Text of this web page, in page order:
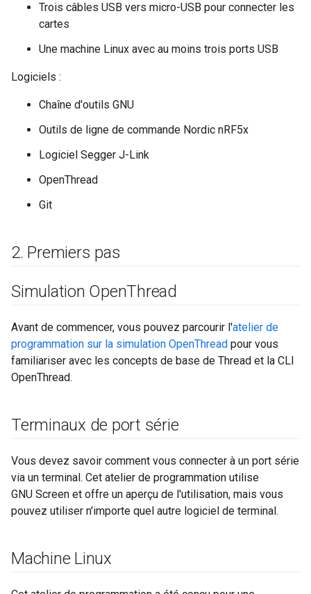
Trois câbles USB vers micro-USB pour connecter les
cartes
Une machine Linux avec au moins trois ports USB
Logiciels :
Chaîne d'outils GNU
Outils de ligne de commande Nordic nRF5x
Logiciel Segger J-Link
OpenThread
Git
2. Premiers pas
Simulation OpenThread
Avant de commencer, vous pouvez parcourir l'atelier de
programmation sur la simulation OpenThread pour vous
familiariser avec les concepts de base de Thread et la CLI
OpenThread.
Terminaux de port série
Vous devez savoir comment vous connecter à un port série
via un terminal. Cet atelier de programmation utilise
GNU Screen et offre un aperçu de l'utilisation, mais vous
pouvez utiliser n'importe quel autre logiciel de terminal.
Machine Linux